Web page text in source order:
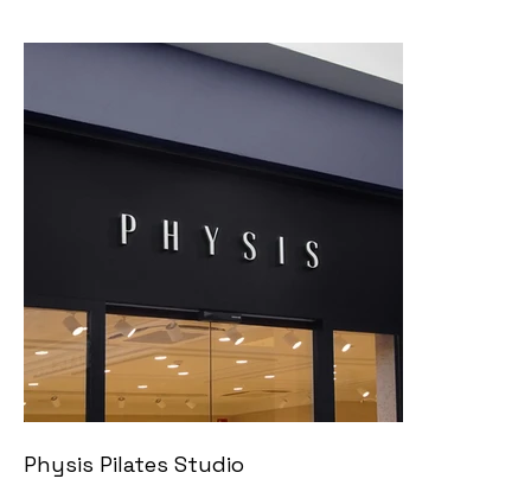
Physis Pilates Studio